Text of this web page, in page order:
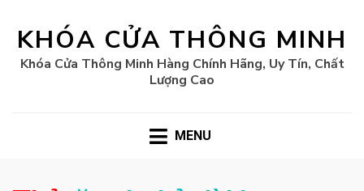
KHÓA CỬA THÔNG MINH
Khóa Cửa Thông Minh Hàng Chính Hãng, Uy Tín, Chất
Lượng Cao
MENU